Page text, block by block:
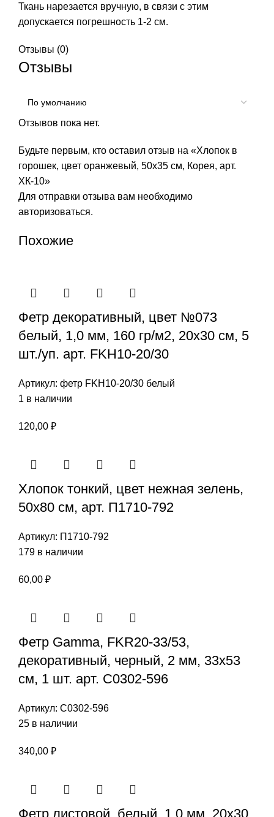
Ткань нарезается вручную, в связи с этим
допускается погрешность 1-2 см.
Отзывы (0)
Отзывы
Отзывов пока нет.
Будьте первым, кто оставил отзыв на «Хлопок в
горошек, цвет оранжевый, 50х35 см, Корея, арт.
ХК-10»
Для отправки отзыва вам необходимо
авторизоваться.
Похожие
Фетр декоративный, цвет №073
белый, 1,0 мм, 160 гр/м2, 20х30 см, 5
шт./уп. арт. FKH10-20/30
Артикул: фетр FKH10-20/30 белый
1 в наличии
120,00 ₽
Хлопок тонкий, цвет нежная зелень,
50х80 см, арт. П1710-792
Артикул: П1710-792
179 в наличии
60,00 ₽
Фетр Gamma, FKR20-33/53,
декоративный, черный, 2 мм, 33х53
см, 1 шт. арт. С0302-596
Артикул: С0302-596
25 в наличии
340,00 ₽
Фетр листовой, белый, 1,0 мм, 20х30